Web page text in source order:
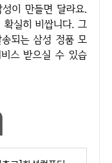
이 만들면 달라요.
실히 비쌉니다. 그
되는 삼성 정품 모
스 받으실 수 있습